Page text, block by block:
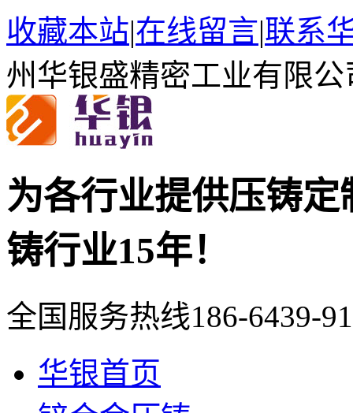
收藏本站|在线留言|联系
州华银盛精密工业有限公
为各行业提供压铸定
铸行业15年！
全国服务热线186-6439-
华银首页